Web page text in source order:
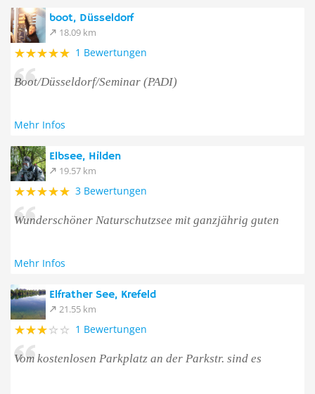
boot, Düsseldorf
18.09 km
1 Bewertungen
Boot/Düsseldorf/Seminar (PADI)
Mehr Infos
Elbsee, Hilden
19.57 km
3 Bewertungen
Wunderschöner Naturschutzsee mit ganzjährig guten
Mehr Infos
Elfrather See, Krefeld
21.55 km
1 Bewertungen
Vom kostenlosen Parkplatz an der Parkstr. sind es